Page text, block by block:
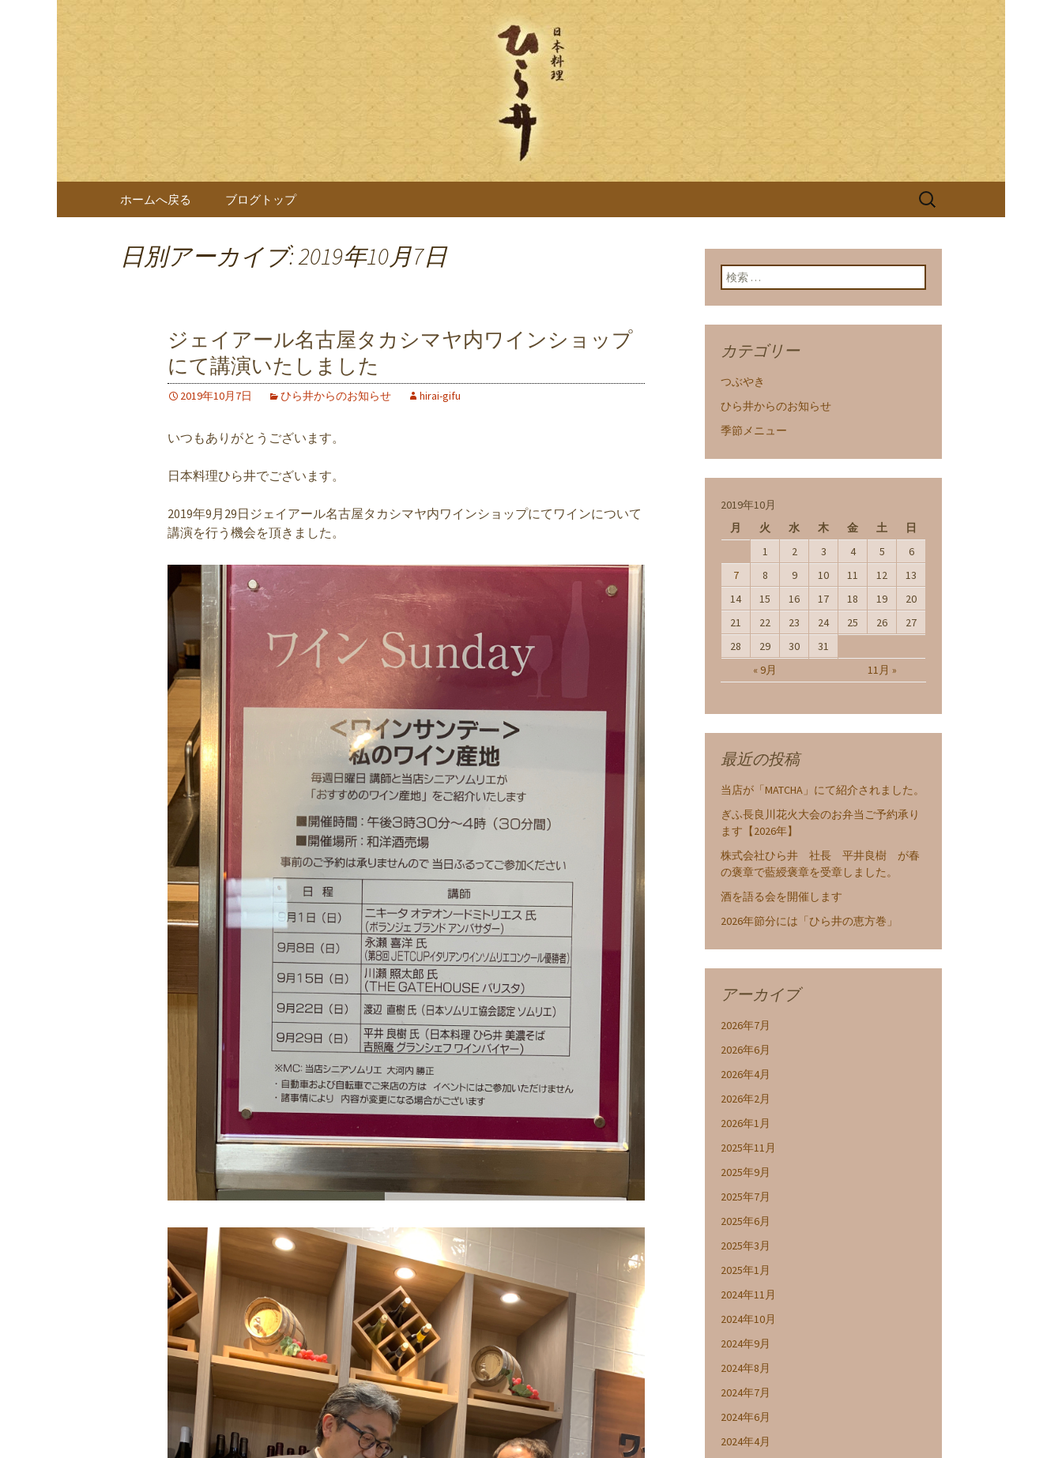
日本料理ひら井のブログ
岐阜県岐阜市の日本料理店「ひら井(ひらい)」は創業明治6年。受ける継がれる伝統と技を大切に、お客
様へのおもてなしをしております。ひら井に併設する、蕎麦屋の「吉照庵(きっしょうあん)」は、つ
なぎを一切使わない十割蕎麦を提供。
コンテンツへ移動
ホームへ戻る ブログトップ
検
日別アーカイブ: 2019年10月7日
ジェイアール名古屋タカシマヤ内ワインショップ
にて講演いたしました
2019年10月7日 ひら井からのお知らせ hirai-gifu
いつもありがとうございます。
日本料理ひら井でございます。
2019年9月29日ジェイアール名古屋タカシマヤ内ワインショップにてワインについて
講演を行う機会を頂きました。
検索:
カテゴリー
つぶやき
ひら井からのお知らせ
季節メニュー
2019年10月
月
火 水 木 金 土 日
« 9月 11月 »
1 2 3 4 5
6
7
8 9 10 11 12
13
14
15 16 17 18 19
20
21
22 23 24 25 26
27
28
29 30 31
最近の投稿
当店が「MATCHA」にて紹介されました。
ぎふ長良川花火大会のお弁当ご予約承り
ます【2026年】
株式会社ひら井 社長 平井良樹 が春
の褒章で藍綬褒章を受章しました。
酒を語る会を開催します
2026年節分には「ひら井の恵方巻」
アーカイブ
2026年7月
2026年6月
2026年4月
2026年2月
2026年1月
2025年11月
2025年9月
2025年7月
2025年6月
2025年3月
2025年1月
2024年11月
2024年10月
2024年9月
2024年8月
2024年7月
2024年6月
2024年4月